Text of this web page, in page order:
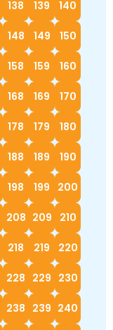
138 139 140
148 149 150
158 159 160
168 169 170
178 179 180
188 189 190
198 199 200
208 209 210
218 219 220
228 229 230
238 239 240